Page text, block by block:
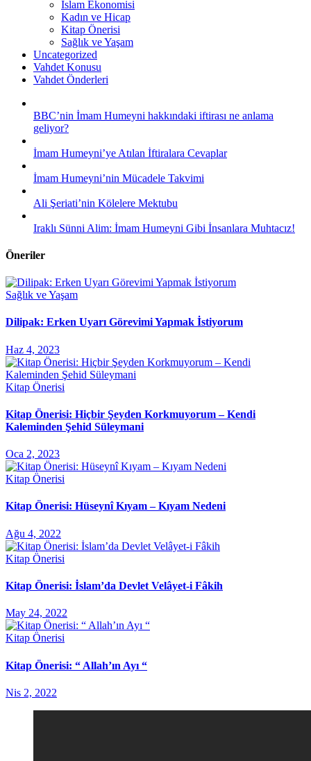
İslam Ekonomisi
Kadın ve Hicap
Kitap Önerisi
Sağlık ve Yaşam
Uncategorized
Vahdet Konusu
Vahdet Önderleri
BBC’nin İmam Humeyni hakkındaki iftirası ne anlama
geliyor?
İmam Humeyni’ye Atılan İftiralara Cevaplar
İmam Humeyni’nin Mücadele Takvimi
Ali Şeriati’nin Kölelere Mektubu
Iraklı Sünni Alim: İmam Humeyni Gibi İnsanlara Muhtacız!
Öneriler
Sağlık ve Yaşam
Dilipak: Erken Uyarı Görevimi Yapmak İstiyorum
Haz 4, 2023
Kitap Önerisi
Kitap Önerisi: Hiçbir Şeyden Korkmuyorum – Kendi
Kaleminden Şehid Süleymani
Oca 2, 2023
Kitap Önerisi
Kitap Önerisi: Hüseynî Kıyam – Kıyam Nedeni
Ağu 4, 2022
Kitap Önerisi
Kitap Önerisi: İslam’da Devlet Velâyet-i Fâkih
May 24, 2022
Kitap Önerisi
Kitap Önerisi: “ Allah’ın Ayı “
Nis 2, 2022